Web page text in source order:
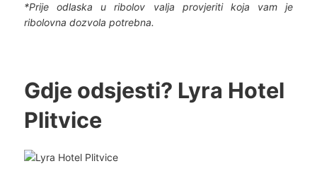
*Prije odlaska u ribolov valja provjeriti koja vam je
ribolovna dozvola potrebna.
Gdje odsjesti? Lyra Hotel
Plitvice